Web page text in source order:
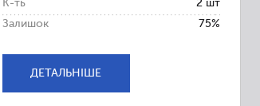
К-ть
2 шт
Залишок
75%
ДЕТАЛЬНІШЕ